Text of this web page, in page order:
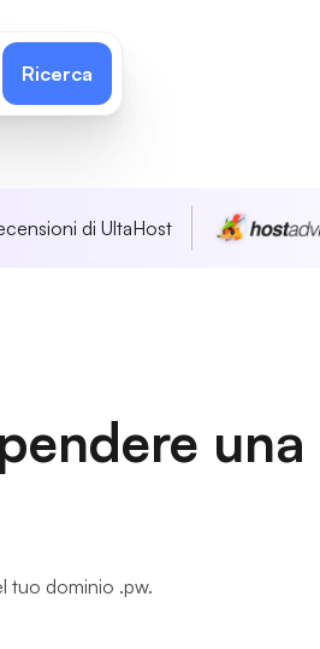
Ricerca
di UltaHost
una
tuo dominio .pw.